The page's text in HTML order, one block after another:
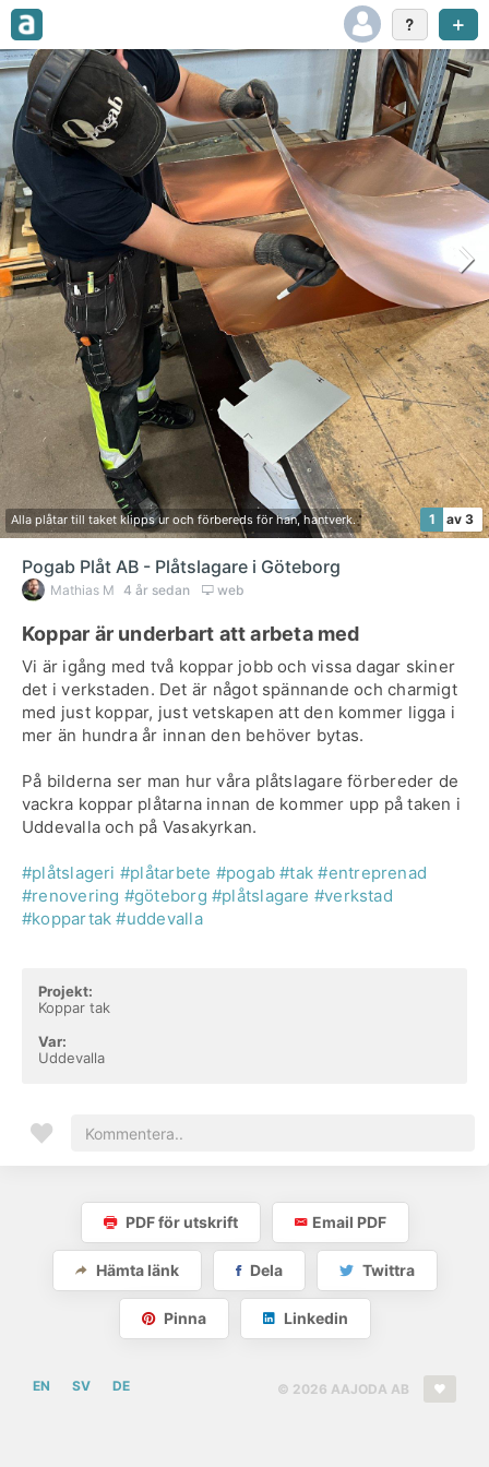
Alla plåtar till taket klipps ur och förbereds för han, hantverk. 1 av 3
Pogab Plåt AB - Plåtslagare i Göteborg
Mathias M 4 år sedan web
Koppar är underbart att arbeta med
Vi är igång med två koppar jobb och vissa dagar skiner
det i verkstaden. Det är något spännande och charmigt
med just koppar, just vetskapen att den kommer ligga i
mer än hundra år innan den behöver bytas.
På bilderna ser man hur våra plåtslagare förbereder de
vackra koppar plåtarna innan de kommer upp på taken i
Uddevalla och på Vasakyrkan.
#plåtslageri #plåtarbete #pogab #tak #entreprenad
#renovering #göteborg #plåtslagare #verkstad
#koppartak #uddevalla
Projekt:
Koppar tak
Var:
Uddevalla
PDF för utskrift Email PDF
Hämta länk Dela Twittra
Pinna Linkedin
© 2026 AAJODA AB
EN SV DE